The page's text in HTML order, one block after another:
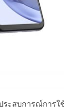
สบการณ์การใ